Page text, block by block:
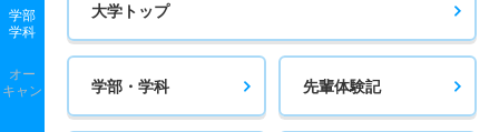
学部
学科
オー
キャン
大学トップ
学部・学科 先輩体験記